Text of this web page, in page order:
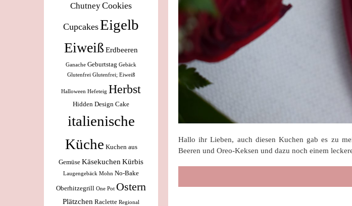
Hallo ihr Lieben, auch diesen Kuchen gab es zu
Beeren und Oreo-Keksen und dazu noch einem
ChutneyCookies
CupcakesEigelb
Eiweiß Erdbeeren
Ganache Geburtstag Gebäck
Glutenfrei Glutenfrei; Eiweiß
Halloween Hefeteig Herbst
Hidden Design Cake
italienische
Küche Kuchen aus
Gemüse Käsekuchen Kürbis
Laugengebäck Mohn No-Bake
Oberhitzegrill One Pot Ostern
Plätzchen Raclette Regional